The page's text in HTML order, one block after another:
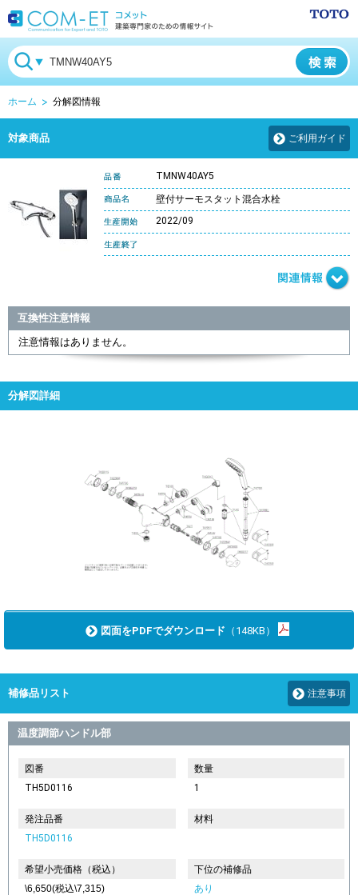
ホーム 分解図情報
対象商品 ご利用ガイド
TMNW40AY5
壁付サーモスタット混合水栓
2022/09
互換性注意情報
注意情報はありません。
分解図詳細
図面をPDFでダウンロード （148KB）
補修品リスト 注意事項
温度調節ハンドル部
図番
TH5D0116
数量
1
発注品番
TH5D0116
材料
希望小売価格（税込）
\6,650(税込\7,315)
下位の補修品
あり